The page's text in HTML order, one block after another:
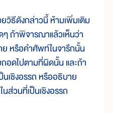
ดังกล่าวนี้ ห้ามเพิ่มเติม
ถ้าพิจารณาแล้วเห็นว่า
ย หรือคำศัพท์ในจารึกนั้น
อดไปตามที่ผิดนั้น และถ้า
นเชิงอรรถ หรืออธิบาย
นส่วนที่เป็นเชิงอรรถ